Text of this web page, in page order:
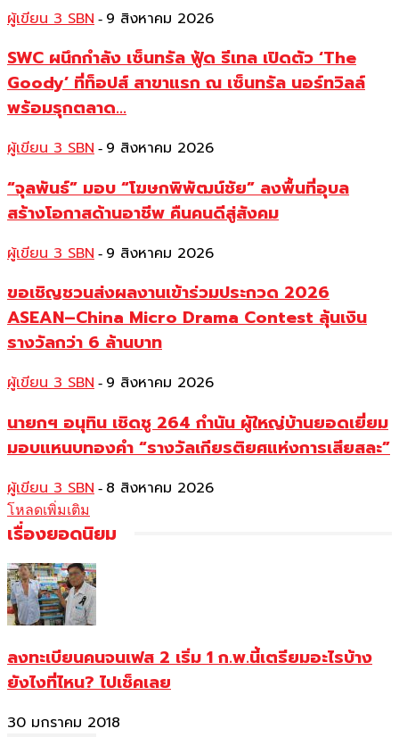
ผู้เขียน 3 SBN - 9 สิงหาคม 2026
SWC ผนึกกำลัง เซ็นทรัล ฟู้ด รีเทล เปิดตัว ‘The
Goody’ ที่ท็อปส์ สาขาแรก ณ เซ็นทรัล นอร์ทวิลล์
พร้อมรุกตลาด...
ผู้เขียน 3 SBN - 9 สิงหาคม 2026
“จุลพันธ์” มอบ “โฆษกพิพัฒน์ชัย” ลงพื้นที่อุบล
สร้างโอกาสด้านอาชีพ คืนคนดีสู่สังคม
ผู้เขียน 3 SBN - 9 สิงหาคม 2026
ขอเชิญชวนส่งผลงานเข้าร่วมประกวด 2026
ASEAN–China Micro Drama Contest ลุ้นเงิน
รางวัลกว่า 6 ล้านบาท
ผู้เขียน 3 SBN - 9 สิงหาคม 2026
นายกฯ อนุทิน เชิดชู 264 กำนัน ผู้ใหญ่บ้านยอดเยี่ยม
มอบแหนบทองคำ “รางวัลเกียรติยศแห่งการเสียสละ”
ผู้เขียน 3 SBN - 8 สิงหาคม 2026
โหลดเพิ่มเติม
เรื่องยอดนิยม
ลงทะเบียนคนจนเฟส 2 เริ่ม 1 ก.พ.นี้เตรียมอะไรบ้าง
ยังไงที่ไหน? ไปเช็คเลย
30 มกราคม 2018